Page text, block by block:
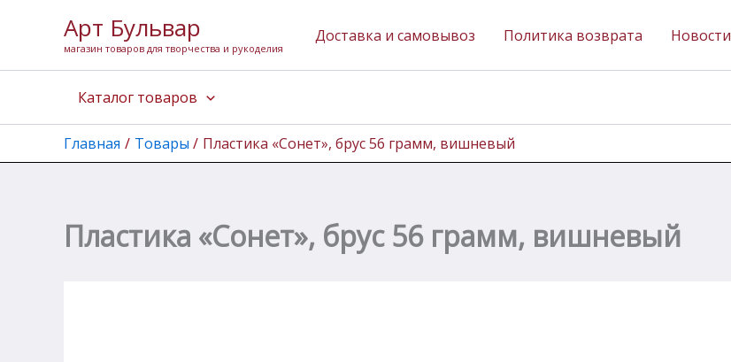
содержимому
Арт Бульвар
магазин товаров для творчества и рукоделия
Доставка и самовывоз Политика возврата Новости
Каталог товаров
Главная Товары Пластика «Сонет», брус 56 грамм, вишневый
Пластика «Сонет», брус 56 грамм, вишневый